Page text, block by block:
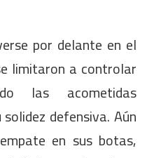
por delante en el
limitaron a controlar
las acometidas
defensiva. Aún
en sus botas,